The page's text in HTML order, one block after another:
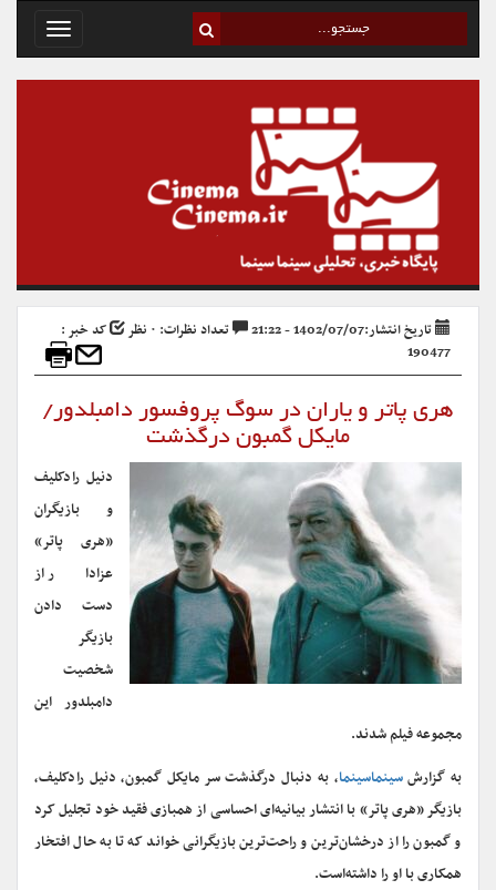
Toggle
تاریخ انتشار:1402/07/07 - 21:22 تعداد نظرات: ۰ نظر
کد خبر :
190477
هری پاتر و یاران در سوگ پروفسور دامبلدور/
مایکل گمبون درگذشت
دنیل رادکلیف
و بازیگران
«هری پاتر»
عزادار از
دست دادن
بازیگر
شخصیت
دامبلدور این
مجموعه فیلم شدند.
به گزارشسینماسینما، به دنبال درگذشت سر مایکل گمبون، دنیل رادکلیف،
بازیگر «هری پاتر» با انتشار بیانیه‌ای احساسی از همبازی فقید خود تجلیل کرد
و گمبون را از درخشان‌ترین و راحت‌ترین بازیگرانی خواند که تا به حال افتخار
همکاری با او را داشته‌است.